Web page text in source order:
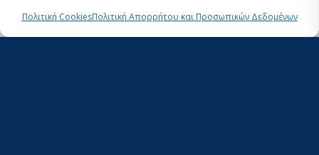
Πολιτική CookiesΠολιτική Απορρήτου και Προσωπικών Δεδομένων
δύτες κι αλιείς, οι οποίες καταγράφονται στον
Χάρτη Παρατήρησης Αγγελοκαρχαριών και